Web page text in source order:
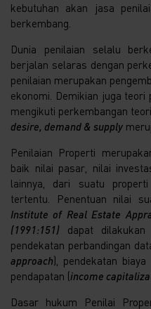
kebutuhan akan jasa
berkembang.
Dunia penilaian selalu
berjalan selaras dengan
penilaian merupakan
ekonomi. Demikian juga teori
mengikuti perkembangan
desire, demand & supply
Penilaian Properti
baik nilai pasar, nilai
lainnya, dari suatu
tertentu. Penentuan nilai
Institute of Real Estate
(1991:151) dapat dilakukan
pendekatan perbandingan
approach), pendekatan biaya
pendapatan (income
Dasar hukum Penilai